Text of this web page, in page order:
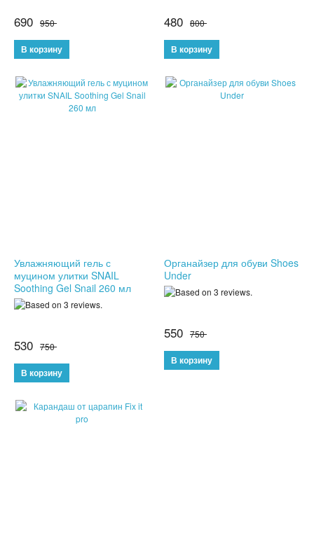
ГИРОСКУТЕРЫ
ЭЛЕКТРОСКЕЙТЫ
ИГРУШКИ ДЛЯ МАЛЬЧИКОВ
ИНТЕРАКТИВНЫЕ ИГРУШКИ
НОВОГОДНИЕ ТОВАРЫ
690 950 480 800
Увлажняющий гель с
муцином улитки SNAIL
Soothing Gel Snail 260 мл
530 750
Органайзер для обуви Shoes
Under
550 750